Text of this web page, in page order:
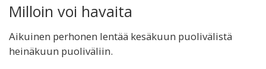
Milloin voi havaita
Aikuinen perhonen lentää kesäkuun puolivälistä
heinäkuun puoliväliin.